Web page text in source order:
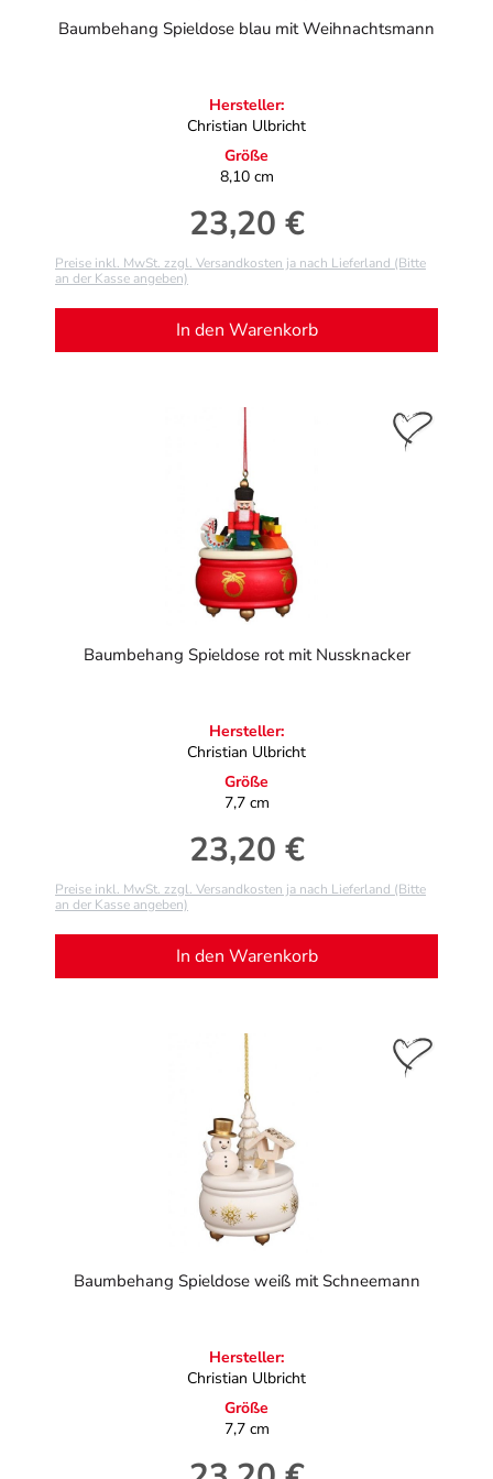
Baumbehang Spieldose blau mit Weihnachtsmann
Hersteller:
Christian Ulbricht
Größe
8,10 cm
Regulärer Preis:
23,20 €
Preise inkl. MwSt. zzgl. Versandkosten ja nach Lieferland (Bitte
an der Kasse angeben)
In den Warenkorb
Baumbehang Spieldose rot mit Nussknacker
Hersteller:
Christian Ulbricht
Größe
7,7 cm
Regulärer Preis:
23,20 €
Preise inkl. MwSt. zzgl. Versandkosten ja nach Lieferland (Bitte
an der Kasse angeben)
In den Warenkorb
Baumbehang Spieldose weiß mit Schneemann
Hersteller:
Christian Ulbricht
Größe
7,7 cm